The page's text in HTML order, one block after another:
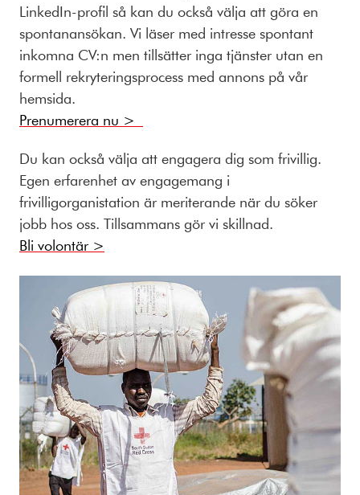
LinkedIn-profil så kan du också välja att göra en
spontanansökan. Vi läser med intresse spontant
inkomna CV:n men tillsätter inga tjänster utan en
formell rekryteringsprocess med annons på vår
hemsida.
Prenumerera nu >
Du kan också välja att engagera dig som frivillig.
Egen erfarenhet av engagemang i
frivilligorganistation är meriterande när du söker
jobb hos oss. Tillsammans gör vi skillnad.
Bli volontär >